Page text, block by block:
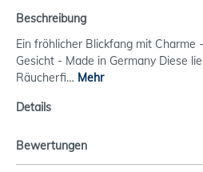
Beschreibung
Ein fröhlicher Blickfang mit
Gesicht - Made in Germany Diese
Räucherfi… Mehr
Details
Bewertungen